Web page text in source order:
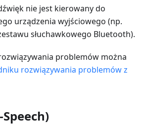
nie jest kierowany do
urządzenia wyjściowego (np.
słuchawkowego Bluetooth).
problemów można
rozwiązywania problemów z